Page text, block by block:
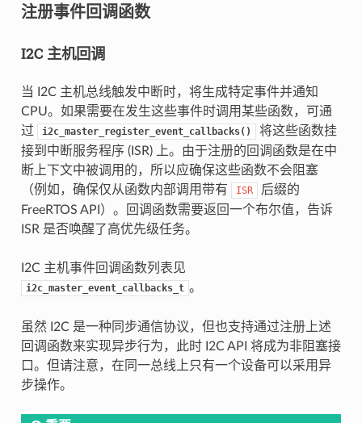
注册事件回调函数
I2C 主机回调
当 I2C 主机总线触发中断时，将生成特定事件并通知
CPU。如果需要在发生这些事件时调用某些函数，可通
过
i2c_master_register_event_callbacks()
将这些函数挂
接到中断服务程序 (ISR) 上。由于注册的回调函数是在中
断上下文中被调用的，所以应确保这些函数不会阻塞
（例如，确保仅从函数内部调用带有
ISR
后缀的
FreeRTOS API）。回调函数需要返回一个布尔值，告诉
ISR 是否唤醒了高优先级任务。
I2C 主机事件回调函数列表见
i2c_master_event_callbacks_t 。
虽然 I2C 是一种同步通信协议，但也支持通过注册上述
回调函数来实现异步行为，此时 I2C API 将成为非阻塞接
口。但请注意，在同一总线上只有一个设备可以采用异
步操作。